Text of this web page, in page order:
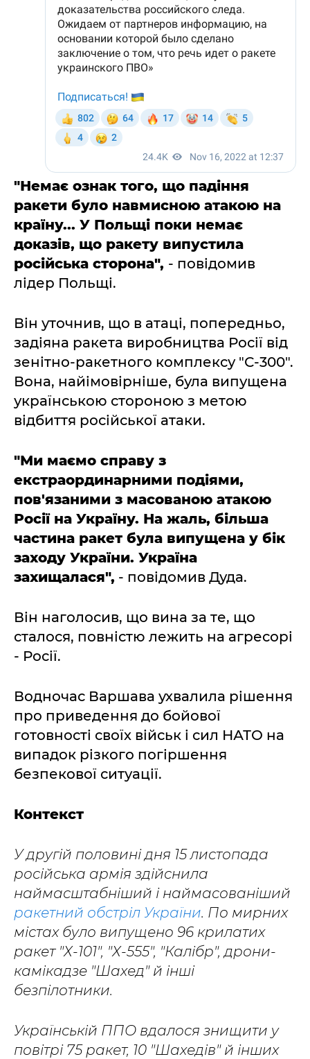
"Немає ознак того, що падіння
ракети було навмисною атакою на
країну... У Польщі поки немає
доказів, що ракету випустила
російська сторона", - повідомив
лідер Польщі.
Він уточнив, що в атаці, попередньо,
задіяна ракета виробництва Росії від
зенітно-ракетного комплексу "С-300".
Вона, найімовірніше, була випущена
українською стороною з метою
відбиття російської атаки.
"Ми маємо справу з
екстраординарними подіями,
пов'язаними з масованою атакою
Росії на Україну. На жаль, більша
частина ракет була випущена у бік
заходу України. Україна
захищалася", - повідомив Дуда.
Він наголосив, що вина за те, що
сталося, повністю лежить на агресорі
- Росії.
Водночас Варшава ухвалила рішення
про приведення до бойової
готовності своїх військ і сил НАТО на
випадок різкого погіршення
безпекової ситуації.
Контекст
У другій половині дня 15 листопада
російська армія здійснила
наймасштабніший і наймасованіший
ракетний обстріл України. По мирних
містах було випущено 96 крилатих
ракет "Х-101", "Х-555", "Калібр", дрони-
камікадзе "Шахед" й інші
безпілотники.
Українській ППО вдалося знищити у
повітрі 75 ракет, 10 "Шахедів" й інших